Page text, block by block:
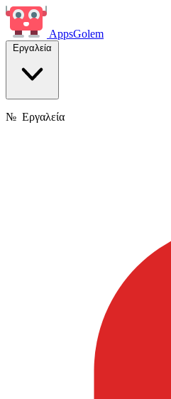
AppsGolem
Εργαλεία
№ Εργαλεία